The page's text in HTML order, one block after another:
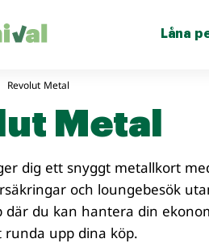
Låna
Revolut Metal
Metal
dig ett snyggt metallkort
och loungebesök
där du kan hantera din
upp dina köp.